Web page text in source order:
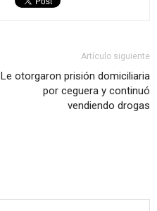
Artículo siguiente
Le otorgaron prisión domiciliaria
por ceguera y continuó
vendiendo drogas